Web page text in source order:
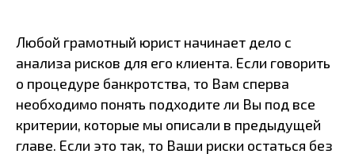
Любой грамотный юрист начинает дело с
анализа рисков для его клиента. Если говорить
о процедуре банкротства, то Вам сперва
необходимо понять подходите ли Вы под все
критерии, которые мы описали в предыдущей
главе. Если это так, то Ваши риски остаться без